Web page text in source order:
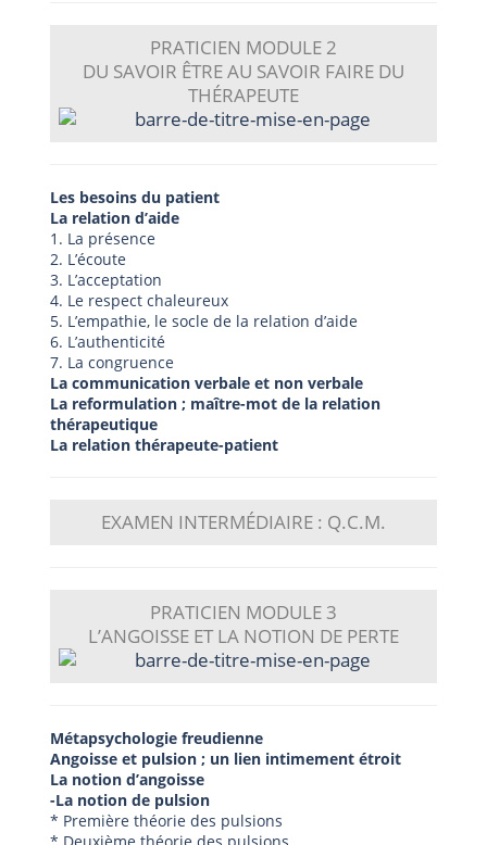
PRATICIEN MODULE 2
DU SAVOIR ÊTRE AU SAVOIR FAIRE DU
THÉRAPEUTE
Les besoins du patient
La relation d’aide
1. La présence
2. L’écoute
3. L’acceptation
4. Le respect chaleureux
5. L’empathie, le socle de la relation d’aide
6. L’authenticité
7. La congruence
La communication verbale et non verbale
La reformulation ; maître-mot de la relation
thérapeutique
La relation thérapeute-patient
EXAMEN INTERMÉDIAIRE : Q.C.M.
PRATICIEN MODULE 3
L’ANGOISSE ET LA NOTION DE PERTE
Métapsychologie freudienne
Angoisse et pulsion ; un lien intimement étroit
La notion d’angoisse
-La notion de pulsion
* Première théorie des pulsions
* Deuxième théorie des pulsions